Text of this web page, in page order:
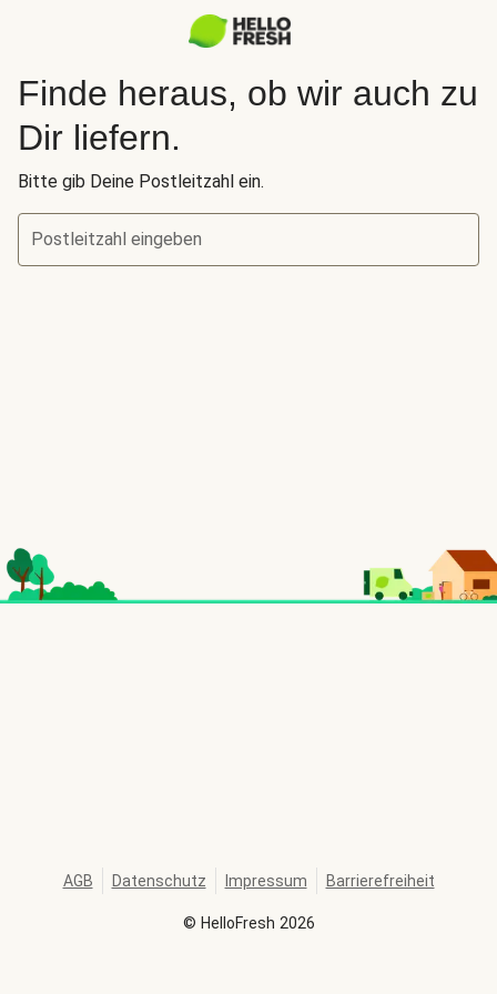
Finde heraus, ob wir auch zu
Dir liefern.
Bitte gib Deine Postleitzahl ein.
Postleitzahl eingeben
© HelloFresh 2026
AGB Datenschutz Impressum Barrierefreiheit